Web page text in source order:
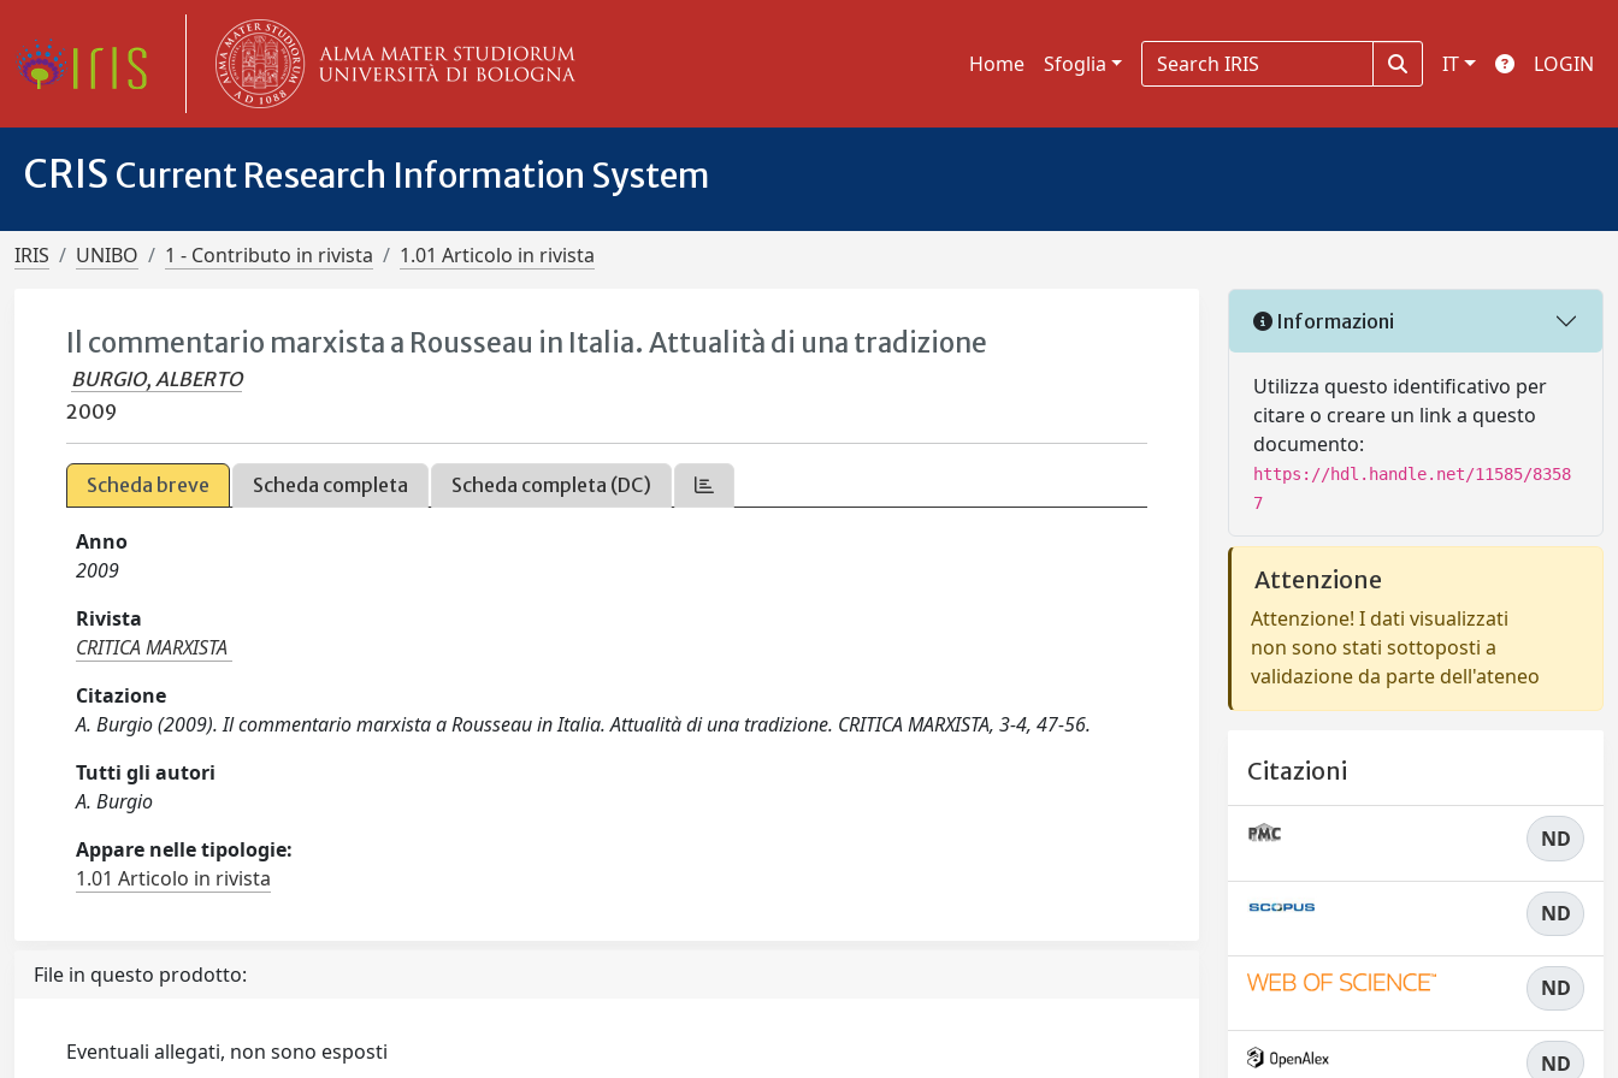
Home Sfoglia IT LOGIN
CRIS Current Research Information System
IRIS UNIBO 1 - Contributo in rivista 1.01 Articolo in rivista
Il commentario marxista a Rousseau in Italia. Attualità di una tradizione
BURGIO, ALBERTO
2009
Scheda breve Scheda completa Scheda completa (DC)
Anno
2009
Rivista
CRITICA MARXISTA
Citazione
A. Burgio (2009). Il commentario marxista a Rousseau in Italia. Attualità di una tradizione. CRITICA MARXISTA, 3-4, 47-56.
Tutti gli autori
A. Burgio
Appare nelle tipologie:
1.01 Articolo in rivista
File in questo prodotto:
Eventuali allegati, non sono esposti
Informazioni
Utilizza questo identificativo per
citare o creare un link a questo
documento:
https://hdl.handle.net/11585/8358
7
Attenzione
Attenzione! I dati visualizzati
non sono stati sottoposti a
validazione da parte dell'ateneo
Citazioni
ND
ND
ND
ND